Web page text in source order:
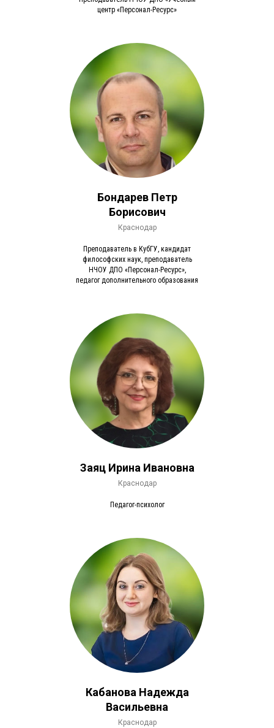
центр «Персонал-Ресурс»
Бондарев Петр
Борисович
Краснодар
Преподаватель в КубГУ, кандидат
философских наук, преподаватель
НЧОУ ДПО «Персонал-Ресурс»,
педагог дополнительного образования
Заяц Ирина Ивановна
Краснодар
Педагог-психолог
Кабанова Надежда
Васильевна
Краснодар